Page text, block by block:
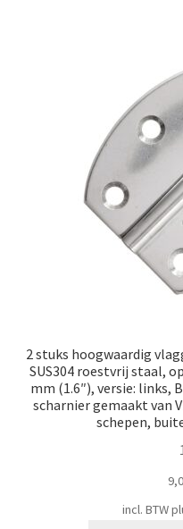
2 stuks hoogwaardig
SUS304 roestvrij staal,
mm (1.6″), versie: links,
scharnier gemaakt van
schepen,
incl. BTW